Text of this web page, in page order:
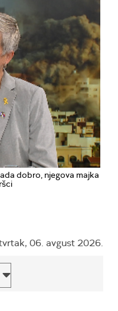
dobro, njegova majka
06. avgust 2026.